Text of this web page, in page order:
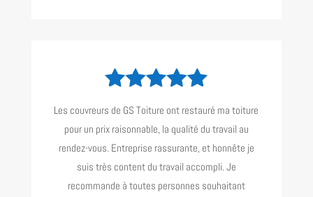
Les couvreurs de GS Toiture ont restauré ma toiture
pour un prix raisonnable, la qualité du travail au
rendez-vous. Entreprise rassurante, et honnête je
suis très content du travail accompli. Je
recommande à toutes personnes souhaitant